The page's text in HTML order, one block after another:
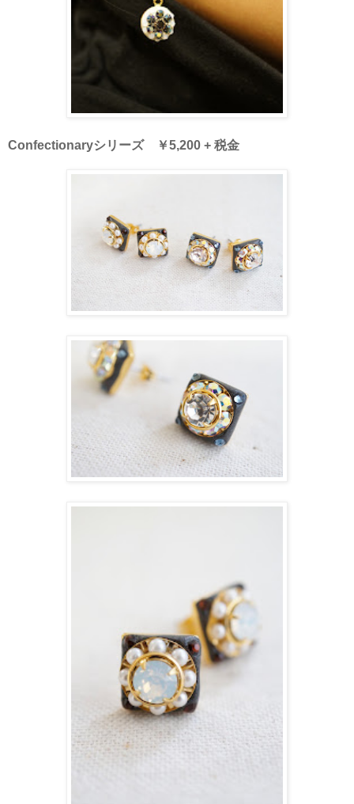
Confectionaryシリーズ ￥5,200 + 税金